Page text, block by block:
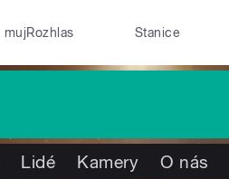
mujRozhlas Stanice
Lidé Kamery O nás